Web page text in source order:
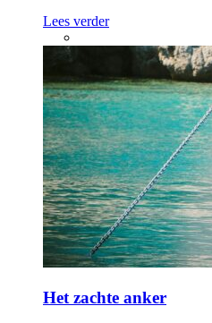
Lees verder
Het zachte anker